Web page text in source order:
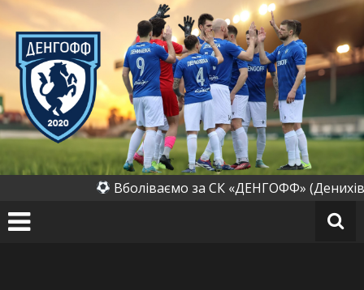
Перейти
вмісту
СК
«Д
ен
го
ф
ф»
(Д
Вболіваємо за СК «ДЕНГОФФ»